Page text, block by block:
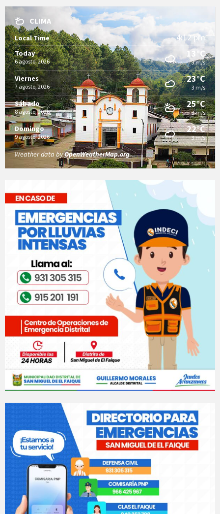
CLIMA
Local Time 4:12 pm
Today
6 agosto, 2026
13°C
3 m/s
Viernes
7 agosto, 2026
23°C
3 m/s
Sábado
8 agosto, 2026
25°C
3 m/s
Domingo
9 agosto, 2026
22°C
3 m/s
Weather data byOpenWeatherMap.org